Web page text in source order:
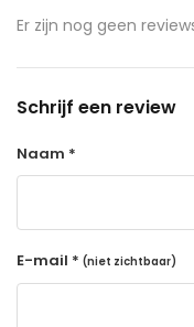
Er zijn nog geen
Schrijf een review
Naam *
E-mail * (niet zichtbaar)